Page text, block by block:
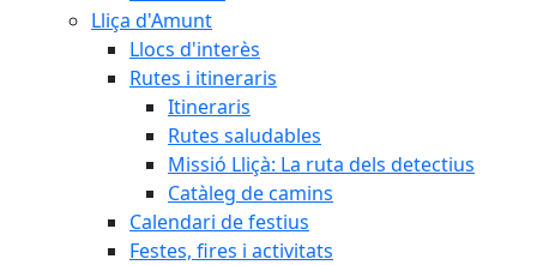
Lliça d'Amunt
Llocs d'interès
Rutes i itineraris
Itineraris
Rutes saludables
Missió Lliçà: La ruta dels detectius
Catàleg de camins
Calendari de festius
Festes, fires i activitats